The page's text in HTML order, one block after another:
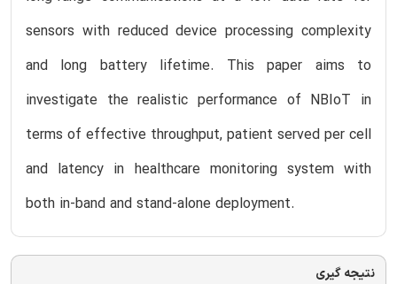
sensors with reduced device processing complexity
and long battery lifetime. This paper aims to
investigate the realistic performance of NBIoT in
terms of effective throughput, patient served per cell
and latency in healthcare monitoring system with
both in-band and stand-alone deployment.
نتیجه گیری